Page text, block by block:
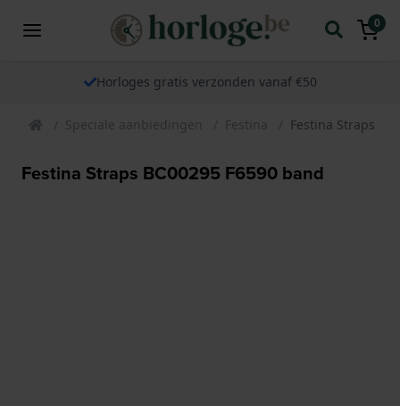
0
Horloges gratis verzonden vanaf €50
Speciale aanbiedingen Festina Festina Straps
Festina Straps BC00295 F6590 band